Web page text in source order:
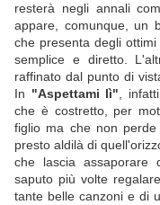
resterà negli annali
appare, comunque, un
che presenta degli
semplice e diretto.
raffinato dal punto di
In "Aspettami lì" ,
che è costretto, per
figlio ma che non
presto aldilà di
che lascia assaporare
saputo più volte
tante belle canzoni e di